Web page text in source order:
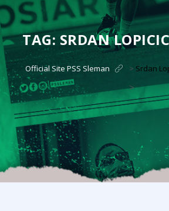
TAG: SRDAN
Official Site PSS Sleman > Srdan
>